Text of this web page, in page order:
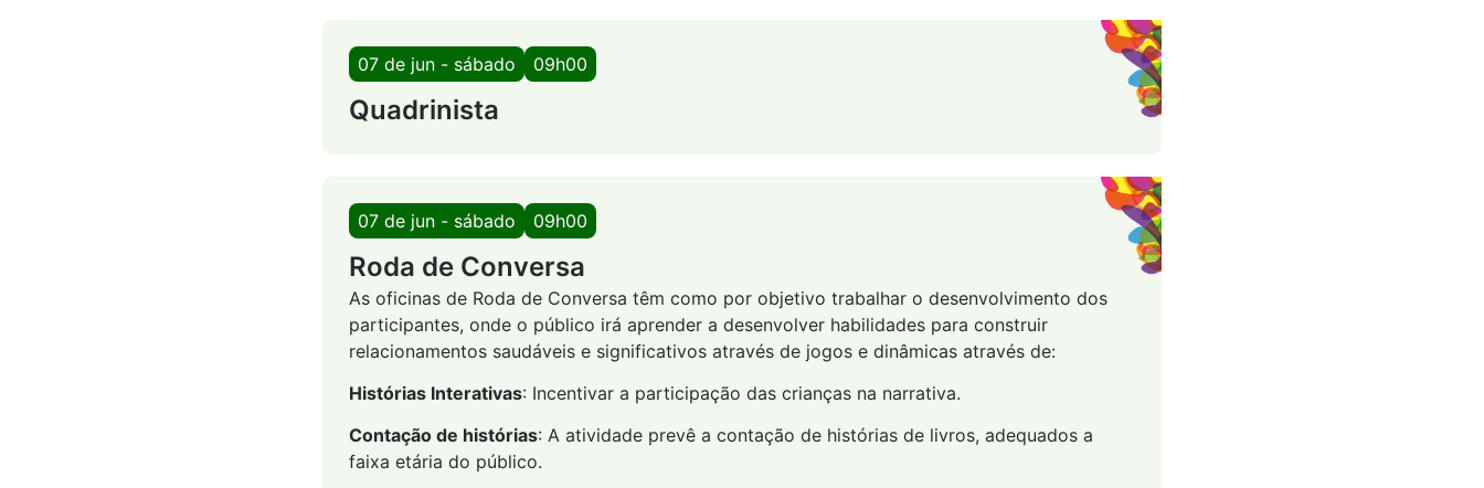
07 de jun - sábado 09h00
Quadrinista
07 de jun - sábado 09h00
Roda de Conversa
As oficinas de Roda de Conversa têm como por objetivo trabalhar o desenvolvimento dos
participantes, onde o público irá aprender a desenvolver habilidades para construir
relacionamentos saudáveis e significativos através de jogos e dinâmicas através de:
Histórias Interativas: Incentivar a participação das crianças na narrativa.
Contação de histórias: A atividade prevê a contação de histórias de livros, adequados a
faixa etária do público.